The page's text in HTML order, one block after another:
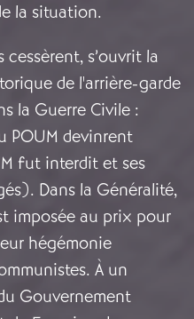
la situation.
s’ouvrit la
de l'arrière-garde
la Guerre Civile :
POUM devinrent
fut interdit et ses
Dans la Généralité,
imposée au prix pour
hégémonie
À un
Gouvernement